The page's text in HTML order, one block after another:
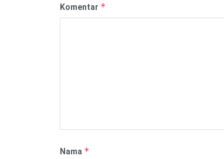
Komentar *
Nama *